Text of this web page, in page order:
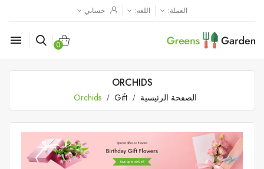
العملة: اللغه: حسابي
0

ORCHIDS
الصفحة الرئيسية Gift
Orchids